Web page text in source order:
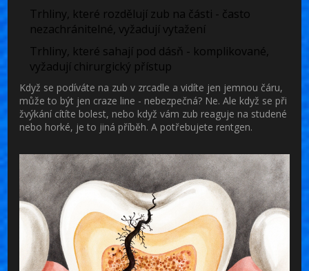
Trhliny, které rozdělují zub na části - často
nezachránitelné, vyžadují vytažení
Trhliny, které sahají pod dásň - komplikované,
vyžadují chirurgický přístup
Když se podíváte na zub v zrcadle a vidíte jen jemnou čáru,
může to být jen craze line - nebezpečná? Ne. Ale když se při
žvýkání cítíte bolest, nebo když vám zub reaguje na studené
nebo horké, je to jiná příběh. A potřebujete rentgen.